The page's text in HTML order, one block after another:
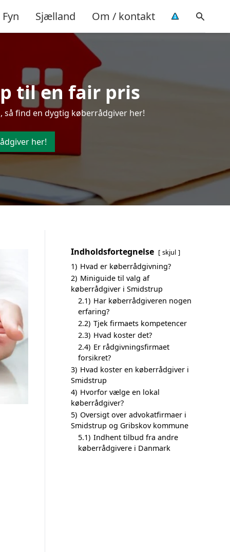
Fyn Sjælland Om / kontakt
til en fair pris
så find en dygtig køberrådgiver her!
her!
Indholdsfortegnelse skjul
1) Hvad er køberrådgivning?
2) Miniguide til valg af
køberrådgiver i Smidstrup
2.1) Har køberrådgiveren nogen
erfaring?
2.2) Tjek firmaets kompetencer
2.3) Hvad koster det?
2.4) Er rådgivningsfirmaet
forsikret?
3) Hvad koster en køberrådgiver i
Smidstrup
4) Hvorfor vælge en lokal
køberrådgiver?
5) Oversigt over advokatfirmaer i
Smidstrup og Gribskov kommune
5.1) Indhent tilbud fra andre
køberrådgivere i Danmark